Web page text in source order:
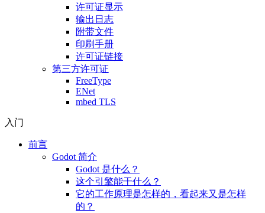
许可证显示
输出日志
附带文件
印刷手册
许可证链接
第三方许可证
FreeType
ENet
mbed TLS
入门
前言
Godot 简介
Godot 是什么？
这个引擎能干什么？
它的工作原理是怎样的，看起来又是怎样
的？